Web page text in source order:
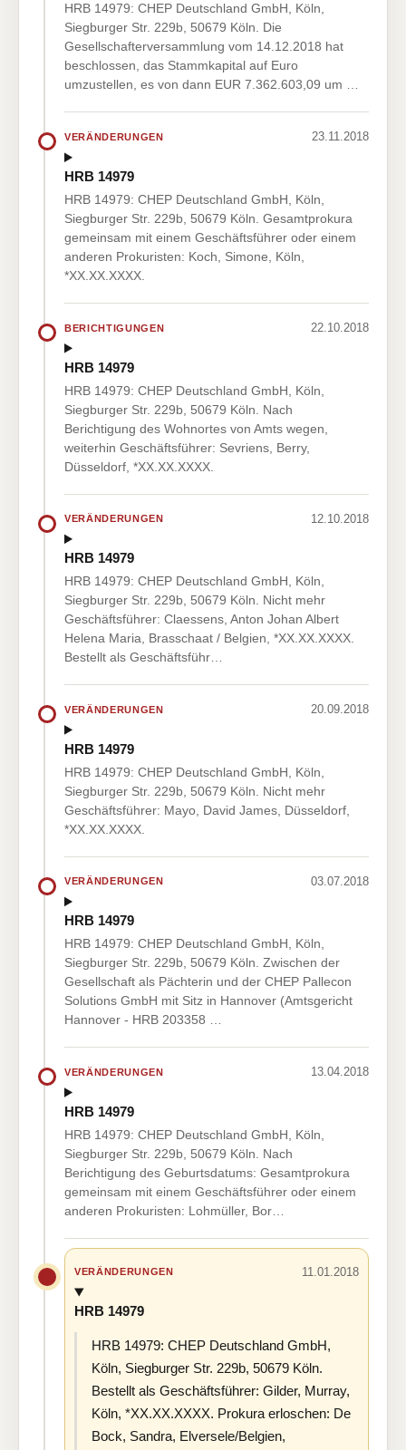
HRB 14979: CHEP Deutschland GmbH, Köln,
Siegburger Str. 229b, 50679 Köln. Die
Gesellschafterversammlung vom 14.12.2018 hat
beschlossen, das Stammkapital auf Euro
umzustellen, es von dann EUR 7.362.603,09 um …
VERÄNDERUNGEN 23.11.2018
HRB 14979
HRB 14979: CHEP Deutschland GmbH, Köln,
Siegburger Str. 229b, 50679 Köln. Gesamtprokura
gemeinsam mit einem Geschäftsführer oder einem
anderen Prokuristen: Koch, Simone, Köln,
*XX.XX.XXXX.
BERICHTIGUNGEN 22.10.2018
HRB 14979
HRB 14979: CHEP Deutschland GmbH, Köln,
Siegburger Str. 229b, 50679 Köln. Nach
Berichtigung des Wohnortes von Amts wegen,
weiterhin Geschäftsführer: Sevriens, Berry,
Düsseldorf, *XX.XX.XXXX.
VERÄNDERUNGEN 12.10.2018
HRB 14979
HRB 14979: CHEP Deutschland GmbH, Köln,
Siegburger Str. 229b, 50679 Köln. Nicht mehr
Geschäftsführer: Claessens, Anton Johan Albert
Helena Maria, Brasschaat / Belgien, *XX.XX.XXXX.
Bestellt als Geschäftsführ…
VERÄNDERUNGEN 20.09.2018
HRB 14979
HRB 14979: CHEP Deutschland GmbH, Köln,
Siegburger Str. 229b, 50679 Köln. Nicht mehr
Geschäftsführer: Mayo, David James, Düsseldorf,
*XX.XX.XXXX.
VERÄNDERUNGEN 03.07.2018
HRB 14979
HRB 14979: CHEP Deutschland GmbH, Köln,
Siegburger Str. 229b, 50679 Köln. Zwischen der
Gesellschaft als Pächterin und der CHEP Pallecon
Solutions GmbH mit Sitz in Hannover (Amtsgericht
Hannover - HRB 203358 …
VERÄNDERUNGEN 13.04.2018
HRB 14979
HRB 14979: CHEP Deutschland GmbH, Köln,
Siegburger Str. 229b, 50679 Köln. Nach
Berichtigung des Geburtsdatums: Gesamtprokura
gemeinsam mit einem Geschäftsführer oder einem
anderen Prokuristen: Lohmüller, Bor…
VERÄNDERUNGEN 11.01.2018
HRB 14979
HRB 14979: CHEP Deutschland GmbH,
Köln, Siegburger Str. 229b, 50679 Köln.
Bestellt als Geschäftsführer: Gilder, Murray,
Köln, *XX.XX.XXXX. Prokura erloschen: De
Bock, Sandra, Elversele/Belgien,